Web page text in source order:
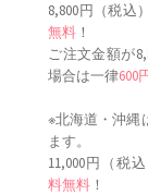
8,800円（税込
無料 ！
ご注文金額が
場合は一律600
※北海道・沖縄
ます。
11,000円（税
料無料 ！